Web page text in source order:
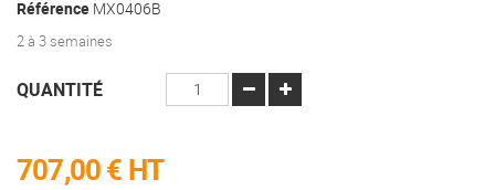
Référence MX0406B
2 à 3 semaines
QUANTITÉ
707,00 € HT